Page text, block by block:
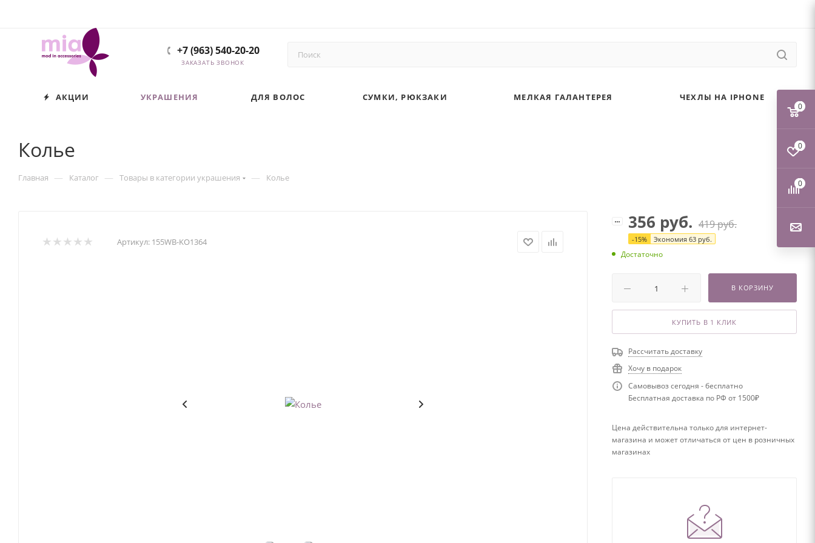
+7 (963) 540-20-20
ЗАКАЗАТЬ ЗВОНОК
АКЦИИ УКРАШЕНИЯ ДЛЯ ВОЛОС СУМКИ, РЮКЗАКИ МЕЛКАЯ ГАЛАНТЕРЕЯ ЧЕХЛЫ НА IPHONE
Колье
Главная — Каталог — Товары в категории украшения — Колье
Артикул: 155WB-KO1364
356 руб. 419руб.
-15% Экономия 63 руб.
Достаточно
В КОРЗИНУ
КУПИТЬ В 1 КЛИК
Рассчитать доставку
Хочу в подарок
Самовывоз сегодня - бесплатно
Бесплатная доставка по РФ от 1500₽
Цена действительна только для интернет-
магазина и может отличаться от цен в розничных
магазинах
0
0
0